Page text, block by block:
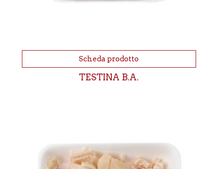
Scheda prodotto
TESTINA B.A.